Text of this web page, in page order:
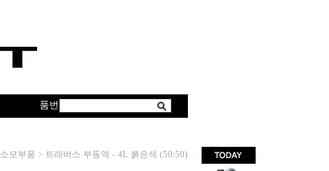
품번
소모부품 > 트래버스 부동액 - 4L 붉은색 (50:50)